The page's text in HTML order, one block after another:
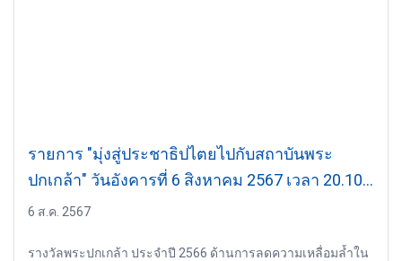
รายการ "มุ่งสู่ประชาธิปไตยไปกับสถาบันพระ
ปกเกล้า" วันอังคารที่ 6 สิงหาคม 2567 เวลา 20.10-
21.00 น.
6 ส.ค. 2567
รางวัลพระปกเกล้า ประจำปี 2566 ด้านการลดความเหลื่อมล้ำใน